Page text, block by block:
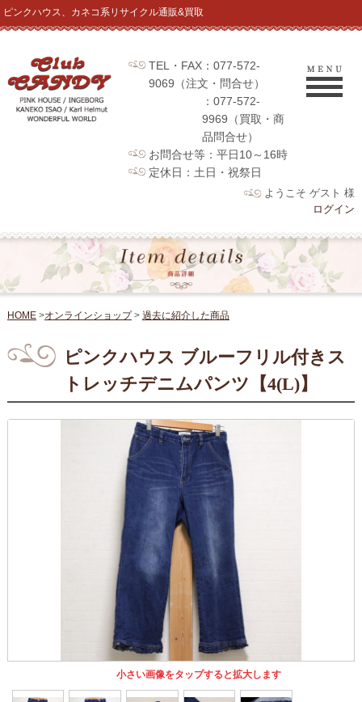
ピンクハウス、カネコ系リサイクル通販&買取
TEL・FAX：077-572-
9069（注文・問合せ）
：077-572-
9969（買取・商
品問合せ）
お問合せ等：平日10～16時
定休日：土日・祝祭日
ようこそ ゲスト 様
ログイン
HOME>オンラインショップ> 過去に紹介した商品
ピンクハウス ブルーフリル付きス
トレッチデニムパンツ【4(L)】
小さい画像をタップすると拡大します